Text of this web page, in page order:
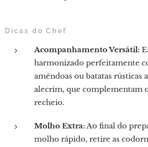
Dicas do Chef
Acompanhamento Versátil:
harmonizado perfeitamente
amêndoas ou batatas rústicas
alecrim, que complementam
recheio.
Molho Extra:Ao final do
molho rápido, retire as